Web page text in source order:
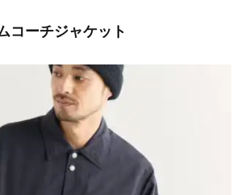
コーチジャケット